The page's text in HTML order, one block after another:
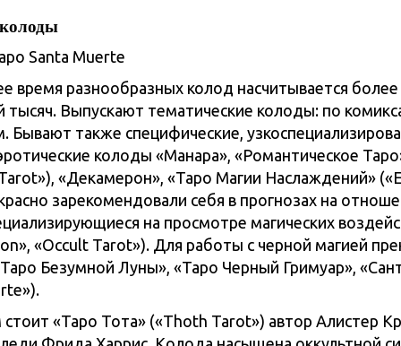
время разнообразных колод насчитывается более
тысяч. Выпускают тематические колоды: по
Бывают также специфические,
колоды «Манара», «Романтическое
«Декамерон», «Таро Магии Наслаждений»
зарекомендовали себя в прогнозах на
на просмотре магических
«Occult Tarot»). Для работы с черной магией
Безумной Луны», «Таро Черный Гримуар»,
«Таро Тота» («Thoth Tarot») автор Алистер